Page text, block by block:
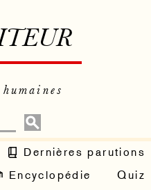
Dernières parutions
Encyclopédie
Quiz